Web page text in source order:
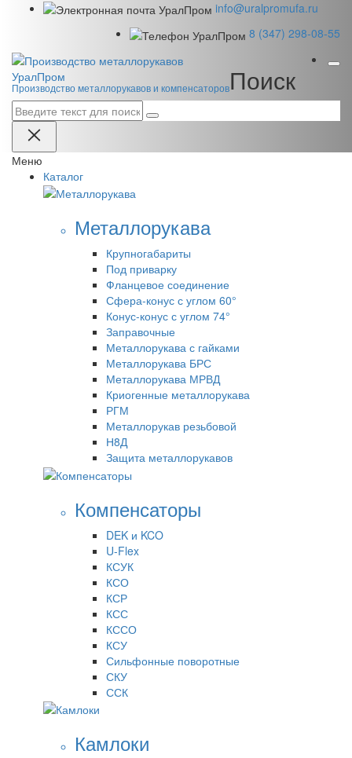
info@uralpromufa.ru
8 (347) 298‑08‑55
УралПром
Производство металлорукавов и компенсаторовПоиск
Меню
Каталог
Металлорукава
Крупногабариты
Под приварку
Фланцевое соединение
Сфера-конус с углом 60°
Конус-конус с углом 74°
Заправочные
Металлорукава с гайками
Металлорукава БРС
Металлорукава МРВД
Криогенные металлорукава
РГМ
Металлорукав резьбовой
Н8Д
Защита металлорукавов
Компенсаторы
DEK и KCO
U-Flex
КСУК
КСО
КСР
КСС
КССО
КСУ
Сильфонные поворотные
СКУ
ССК
Камлоки